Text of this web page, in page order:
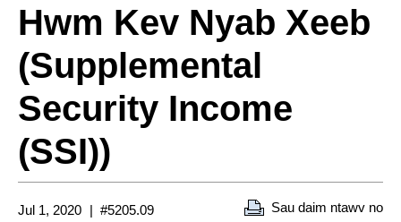
Hwm Kev Nyab Xeeb
(Supplemental
Security Income
(SSI))
Jul 1, 2020 #5205.09 Sau daim ntawv no